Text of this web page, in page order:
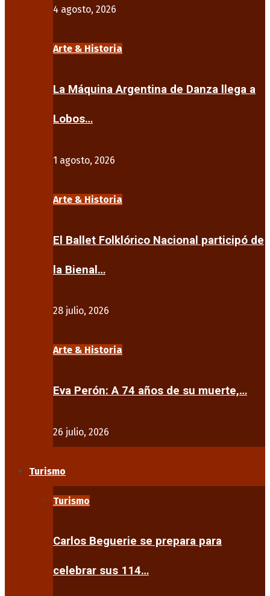
4 agosto, 2026
Arte & Historia
La Máquina Argentina de Danza llega a
Lobos…
1 agosto, 2026
Arte & Historia
El Ballet Folklórico Nacional participó de
la Bienal…
28 julio, 2026
Arte & Historia
Eva Perón: A 74 años de su muerte,…
26 julio, 2026
Turismo
Turismo
Carlos Beguerie se prepara para
celebrar sus 114…